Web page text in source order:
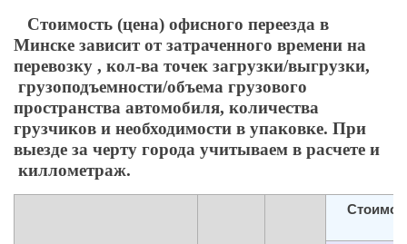
Стоимость (цена) офисного переезда в
Минске зависит от затраченного времени на
перевозку , кол-ва точек загрузки/выгрузки,
грузоподъемности/объема грузового
пространства автомобиля, количества
грузчиков и необходимости в упаковке. При
выезде за черту города учитываем в расчете и
киллометраж.